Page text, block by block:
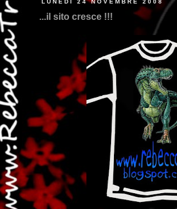
LUNEDÌ 24 NOVEMBRE 2008
...il sito cresce !!!